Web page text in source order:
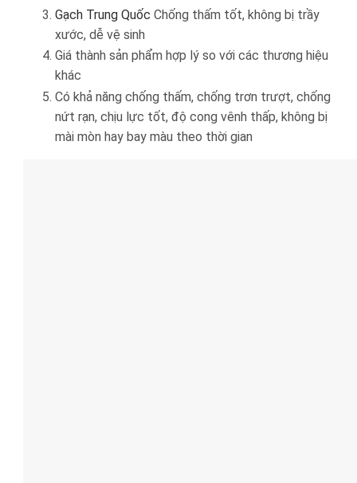
Gạch Trung Quốc Chống thấm tốt, không bị trầy
xước, dễ vệ sinh
Giá thành sản phẩm hợp lý so với các thương hiệu
khác
Có khả năng chống thấm, chống trơn trượt, chống
nứt rạn, chịu lực tốt, độ cong vênh thấp, không bị
mài mòn hay bay màu theo thời gian